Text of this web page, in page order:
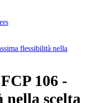
flessibilità nella
106 -
scelta